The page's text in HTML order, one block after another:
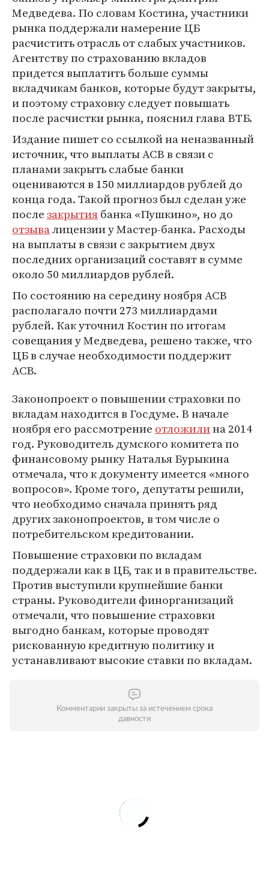
Медведева. По словам Костина, участники
рынка поддержали намерение ЦБ
расчистить отрасль от слабых участников.
Агентству по страхованию вкладов
придется выплатить больше суммы
вкладчикам банков, которые будут закрыты,
и поэтому страховку следует повышать
после расчистки рынка, пояснил глава ВТБ.
Издание пишет со ссылкой на неназванный
источник, что выплаты АСВ в связи с
планами закрыть слабые банки
оцениваются в 150 миллиардов рублей до
конца года. Такой прогноз был сделан уже
послезакрытиябанка «Пушкино», но до
отзывалицензии у Мастер-банка. Расходы
на выплаты в связи с закрытием двух
последних организаций составят в сумме
около 50 миллиардов рублей.
По состоянию на середину ноября АСВ
располагало почти 273 миллиардами
рублей. Как уточнил Костин по итогам
совещания у Медведева, решено также, что
ЦБ в случае необходимости поддержит
АСВ.
Законопроект о повышении страховки по
вкладам находится в Госдуме. В начале
ноября его рассмотрение отложилина 2014
год. Руководитель думского комитета по
финансовому рынку Наталья Бурыкина
отмечала, что к документу имеется «много
вопросов». Кроме того, депутаты решили,
что необходимо сначала принять ряд
других законопроектов, в том числе о
потребительском кредитовании.
Повышение страховки по вкладам
поддержали как в ЦБ, так и в правительстве.
Против выступили крупнейшие банки
страны. Руководители финорганизаций
отмечали, что повышение страховки
выгодно банкам, которые проводят
рискованную кредитную политику и
устанавливают высокие ставки по вкладам.
Комментарии закрыты за истечением срока
давности